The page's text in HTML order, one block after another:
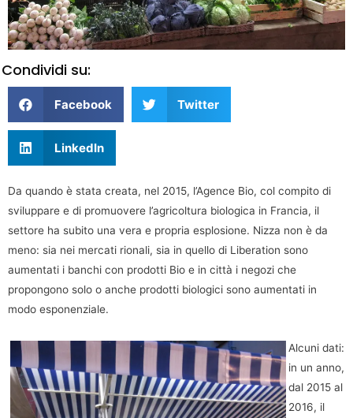
Condividi su:
Facebook Twitter
LinkedIn
Da quando è stata creata, nel 2015, l’Agence Bio, col compito di
sviluppare e di promuovere l’agricoltura biologica in Francia, il
settore ha subito una vera e propria esplosione. Nizza non è da
meno: sia nei mercati rionali, sia in quello di Liberation sono
aumentati i banchi con prodotti Bio e in città i negozi che
propongono solo o anche prodotti biologici sono aumentati in
modo esponenziale.
Alcuni dati:
in un anno,
dal 2015 al
2016, il